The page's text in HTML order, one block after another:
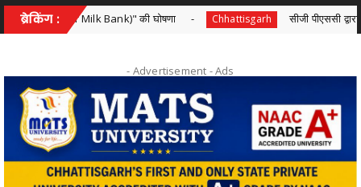
ब्रेकिंग :
की घोषणा Chhattisgarh सीजी पीएससी द्वारा एस आई भर्ती परीक्षा ,सोशल
- Advertisement -Ads